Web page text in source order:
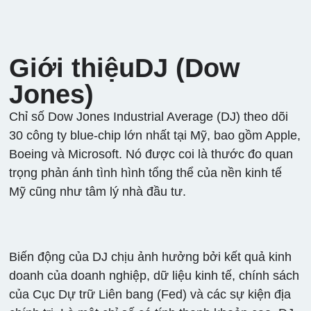
Jones
Giới thiệuDJ (Dow
Jones)
Chỉ số Dow Jones Industrial Average (DJ) theo dõi
30 công ty blue-chip lớn nhất tại Mỹ, bao gồm Apple,
Boeing và Microsoft. Nó được coi là thước đo quan
trọng phản ánh tình hình tổng thể của nền kinh tế
Mỹ cũng như tâm lý nhà đầu tư.
Biến động của DJ chịu ảnh hưởng bởi kết quả kinh
doanh của doanh nghiệp, dữ liệu kinh tế, chính sách
của Cục Dự trữ Liên bang (Fed) và các sự kiện địa